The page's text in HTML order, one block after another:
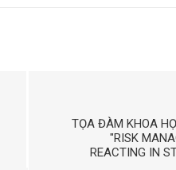
TỌA ĐÀM KHOA
"RISK
REACTING IN